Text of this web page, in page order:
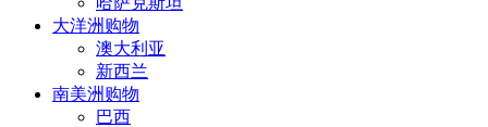
大洋洲购物
澳大利亚
新西兰
南美洲购物
巴西